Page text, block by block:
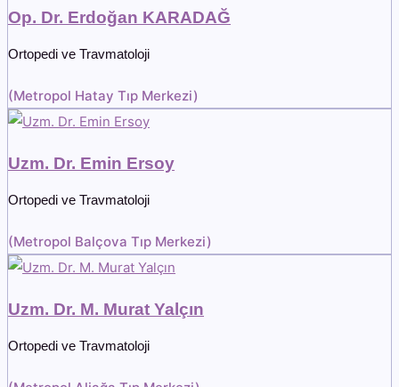
Op. Dr. Erdoğan KARADAĞ
Ortopedi ve Travmatoloji
(Metropol Hatay Tıp Merkezi)
Uzm. Dr. Emin Ersoy
Ortopedi ve Travmatoloji
(Metropol Balçova Tıp Merkezi)
Uzm. Dr. M. Murat Yalçın
Ortopedi ve Travmatoloji